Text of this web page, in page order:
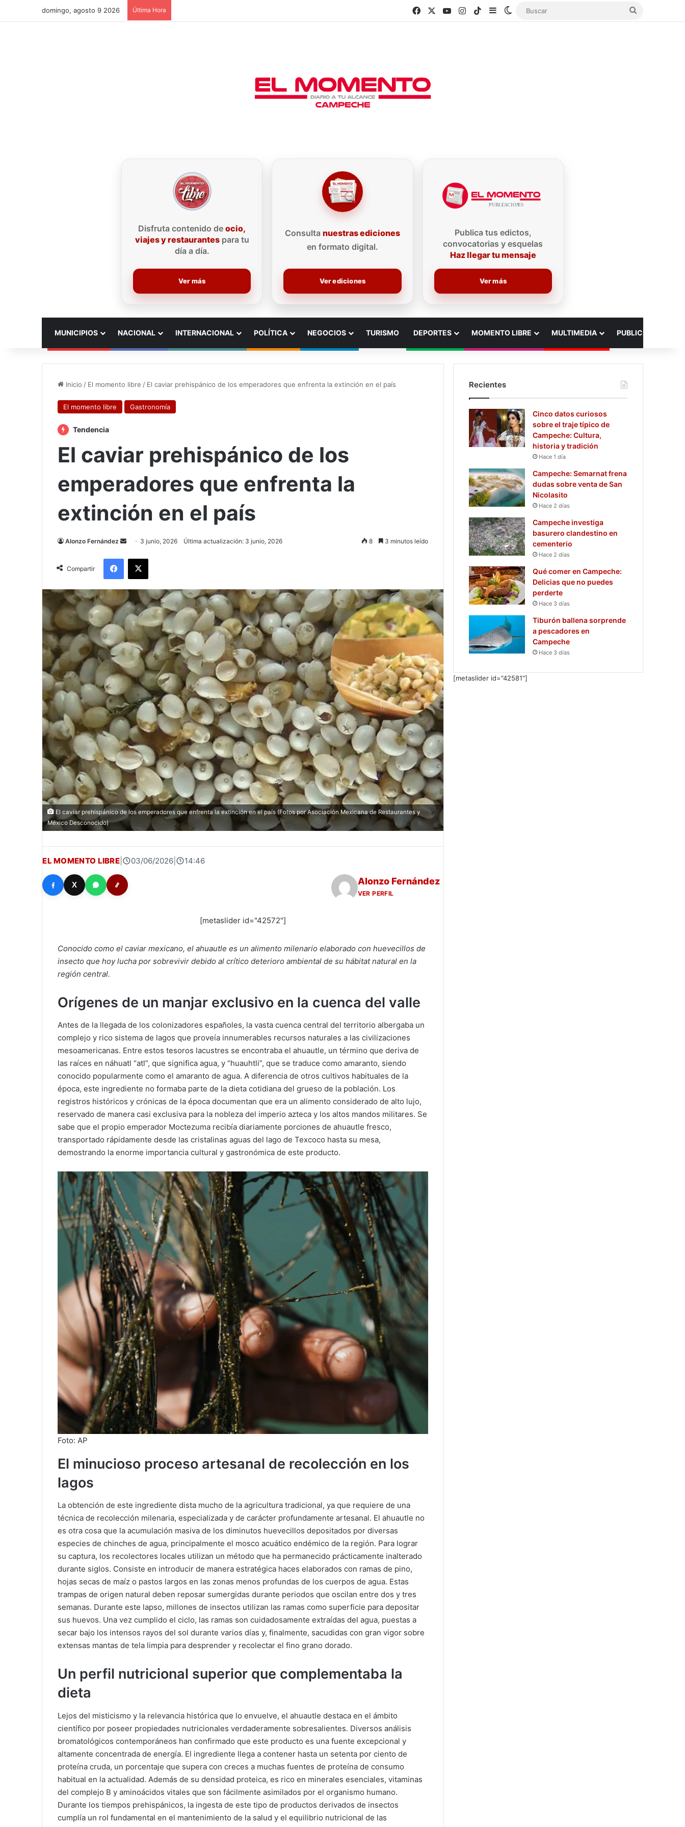
domingo, agosto 9 2026 Última Hora FacebookYouTubeInstagram
TikTokSidebarSwitch skin Buscar
Disfruta contenido deocio,
viajes y restaurantespara tu
día a día.
Ver más
Consulta nuestras ediciones
en formato digital.
Ver ediciones
Publica tus edictos,
convocatorias y esquelas
Haz llegar tu mensaje
Ver más
MUNICIPIOS NACIONAL INTERNACIONAL POLÍTICA NEGOCIOS TURISMO DEPORTES MOMENTO LIBRE MULTIMEDIA PUBLICIDAD
Inicio / El momento libre / El caviar prehispánico de los emperadores que enfrenta la extinción en el país
El momento libre Gastronomía
Tendencia
El caviar prehispánico de los
emperadores que enfrenta la
extinción en el país
Alonzo Fernández
Send
email
3 junio, 2026 Última actualización: 3 junio, 2026 8 3 minutos leído
Compartir
Facebook
X
El caviar prehispánico de los emperadores que enfrenta la extinción en el país (Fotos por Asociación Mexicana de Restaurantes y
México Desconocido)
EL MOMENTO LIBRE 03/06/2026 14:46
X Alonzo Fernández
VER PERFIL
[metaslider id="42572"]
Conocido como el caviar mexicano, el ahuautle es un alimento milenario elaborado con huevecillos de
insecto que hoy lucha por sobrevivir debido al crítico deterioro ambiental de su hábitat natural en la
región central.
Orígenes de un manjar exclusivo en la cuenca del valle
Antes de la llegada de los colonizadores españoles, la vasta cuenca central del territorio albergaba un
complejo y rico sistema de lagos que proveía innumerables recursos naturales a las civilizaciones
mesoamericanas. Entre estos tesoros lacustres se encontraba el ahuautle, un término que deriva de
las raíces en náhuatl “atl”, que significa agua, y “huauhtli”, que se traduce como amaranto, siendo
conocido popularmente como el amaranto de agua. A diferencia de otros cultivos habituales de la
época, este ingrediente no formaba parte de la dieta cotidiana del grueso de la población. Los
registros históricos y crónicas de la época documentan que era un alimento considerado de alto lujo,
reservado de manera casi exclusiva para la nobleza del imperio azteca y los altos mandos militares. Se
sabe que el propio emperador Moctezuma recibía diariamente porciones de ahuautle fresco,
transportado rápidamente desde las cristalinas aguas del lago de Texcoco hasta su mesa,
demostrando la enorme importancia cultural y gastronómica de este producto.
Foto: AP
El minucioso proceso artesanal de recolección en los
lagos
La obtención de este ingrediente dista mucho de la agricultura tradicional, ya que requiere de una
técnica de recolección milenaria, especializada y de carácter profundamente artesanal. El ahuautle no
es otra cosa que la acumulación masiva de los diminutos huevecillos depositados por diversas
especies de chinches de agua, principalmente el mosco acuático endémico de la región. Para lograr
su captura, los recolectores locales utilizan un método que ha permanecido prácticamente inalterado
durante siglos. Consiste en introducir de manera estratégica haces elaborados con ramas de pino,
hojas secas de maíz o pastos largos en las zonas menos profundas de los cuerpos de agua. Estas
trampas de origen natural deben reposar sumergidas durante periodos que oscilan entre dos y tres
semanas. Durante este lapso, millones de insectos utilizan las ramas como superficie para depositar
sus huevos. Una vez cumplido el ciclo, las ramas son cuidadosamente extraídas del agua, puestas a
secar bajo los intensos rayos del sol durante varios días y, finalmente, sacudidas con gran vigor sobre
extensas mantas de tela limpia para desprender y recolectar el fino grano dorado.
Un perfil nutricional superior que complementaba la
dieta
Lejos del misticismo y la relevancia histórica que lo envuelve, el ahuautle destaca en el ámbito
científico por poseer propiedades nutricionales verdaderamente sobresalientes. Diversos análisis
bromatológicos contemporáneos han confirmado que este producto es una fuente excepcional y
altamente concentrada de energía. El ingrediente llega a contener hasta un setenta por ciento de
proteína cruda, un porcentaje que supera con creces a muchas fuentes de proteína de consumo
habitual en la actualidad. Además de su densidad proteica, es rico en minerales esenciales, vitaminas
del complejo B y aminoácidos vitales que son fácilmente asimilados por el organismo humano.
Durante los tiempos prehispánicos, la ingesta de este tipo de productos derivados de insectos
cumplía un rol fundamental en el mantenimiento de la salud y el equilibrio nutricional de las
Recientes
Cinco datos curiosos
sobre el traje típico de
Campeche: Cultura,
historia y tradición
Hace 1 día
Campeche: Semarnat frena
dudas sobre venta de San
Nicolasito
Hace 2 días
Campeche investiga
basurero clandestino en
cementerio
Hace 2 días
Qué comer en Campeche:
Delicias que no puedes
perderte
Hace 3 días
Tiburón ballena sorprende
a pescadores en
Campeche
Hace 3 días
[metaslider id="42581"]